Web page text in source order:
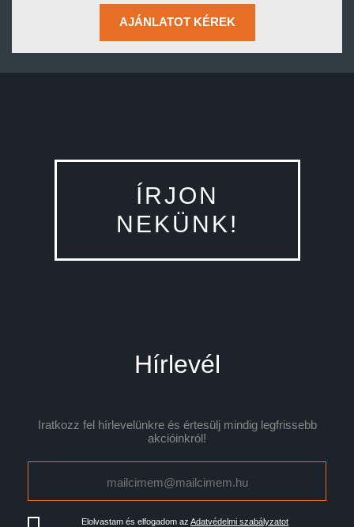
AJÁNLATOT KÉREK
ÍRJON
NEKÜNK!
Hírlevél
Iratkozz fel hírlevelünkre és értesülj mindig legfrissebb
akcióinkról!
Elolvastam és elfogadom az Adatvédelmi szabályzatot